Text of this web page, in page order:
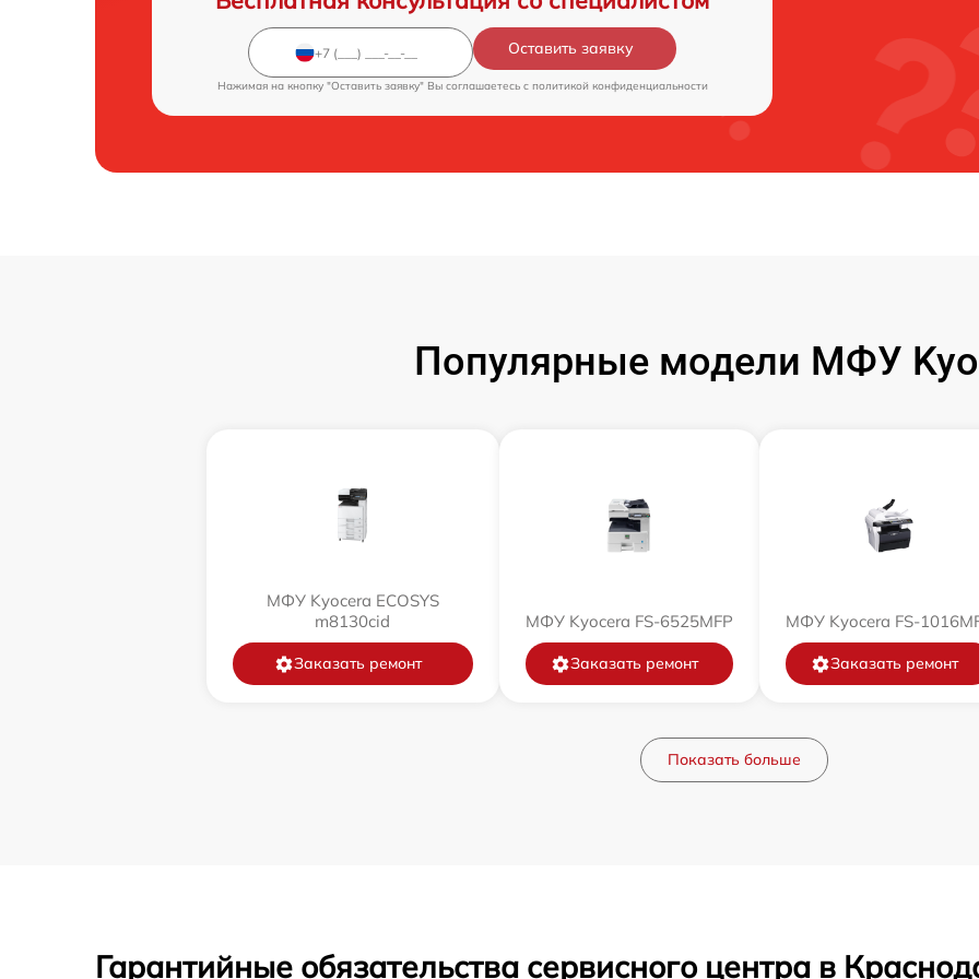
Оставить заявку
Нажимая на кнопку "Оставить заявку" Вы соглашаетесь c политикой конфиденциальности
Популярные модели МФУ
МФУ Kyocera ECOSYS
m8130cid
Заказать ремонт
МФУ Kyocera FS-6525MFP
Заказать ремонт
МФУ Kyocera FS-
Заказать ремонт
Показать больше
Гарантийные обязательства сервисного центра в